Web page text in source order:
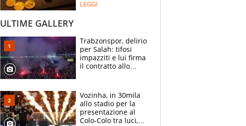
CONTATTI
LEGGI
ULTIME GALLERY
Trabzonspor, delirio
per Salah: tifosi
impazziti e lui firma
il contratto allo
Vozinha, in 30mila
allo stadio per la
presentazione al
Colo-Colo tra luci,